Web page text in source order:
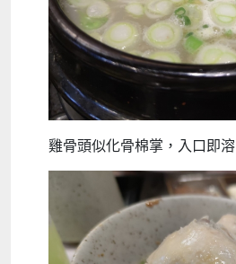
雞骨頭似化骨棉掌，入口即溶